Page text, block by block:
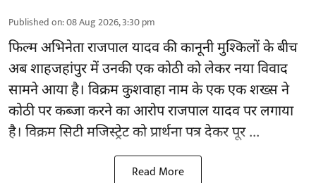
Published on:08 Aug 2026, 3:30 pm
फिल्म अभिनेताराजपाल यादवकी कानूनी मुश्किलों के बीच
अब शाहजहांपुर में उनकी एक कोठी को लेकर नया विवाद
सामने आया है। विक्रम कुशवाहा नाम के एक एक शख्स ने
कोठी पर कब्जा करने का आरोप राजपाल यादव पर लगाया
है। विक्रम सिटी मजिस्ट्रेट को प्रार्थना पत्र देकर पूर ...
Read More